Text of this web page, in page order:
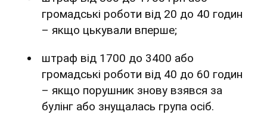
громадські роботи від 20 до 40 годин
– якщо цькували вперше;
штраф від 1700 до 3400 або
громадські роботи від 40 до 60 годин
– якщо порушник знову взявся за
булінг або знущалась група осіб.